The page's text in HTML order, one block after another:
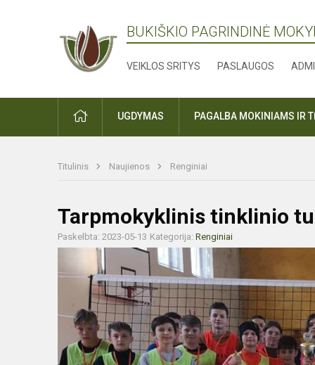
BUKIŠKIO PAGRINDINĖ
VEIKLOS SRITYS PASLAUGOS
PRADŽIAUGDYMAS PAGALBA MOKINIAMS IR
Titulinis Naujienos Renginiai
Tarpmokyklinis tinklinio
Paskelbta: 2023-05-13 Kategorija: Renginiai